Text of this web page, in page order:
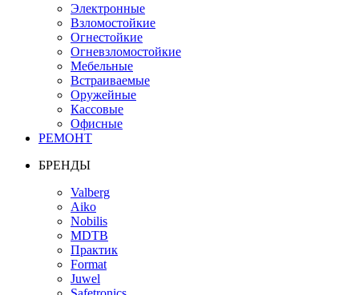
Электронные
Взломостойкие
Огнестойкие
Огневзломостойкие
Мебельные
Встраиваемые
Оружейные
Кассовые
Офисные
РЕМОНТ
БРЕНДЫ
Valberg
Aiko
Nobilis
MDTB
Практик
Format
Juwel